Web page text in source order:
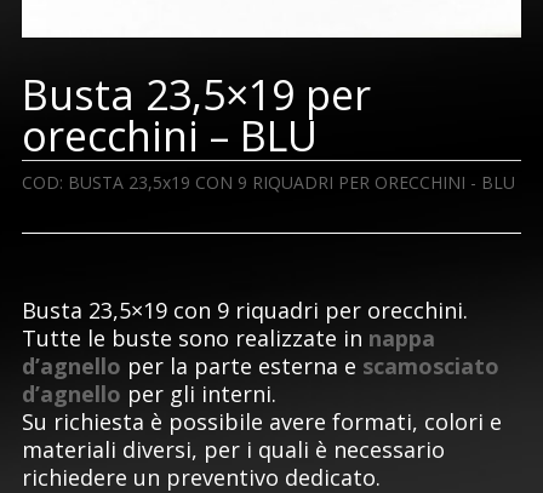
Busta 23,5×19 per
orecchini – BLU
COD: BUSTA 23,5x19 CON 9 RIQUADRI PER ORECCHINI - BLU
Busta 23,5×19 con 9 riquadri per orecchini.
Tutte le buste sono realizzate in nappa
d’agnello per la parte esterna e scamosciato
d’agnello per gli interni.
Su richiesta è possibile avere formati, colori e
materiali diversi, per i quali è necessario
richiedere un preventivo dedicato.